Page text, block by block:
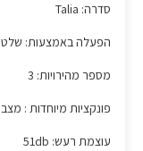
סדרה: Talia
הפעלה באמצעות: שלט
מספר מהירויות: 3
פונקציות מיוחדות :
עוצמת רעש: 51db